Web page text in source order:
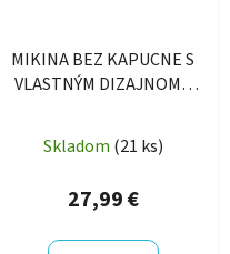
MIKINA BEZ KAPUCNE S
VLASTNÝM DIZAJNOM -
Skladom (21 ks)
27,99 €